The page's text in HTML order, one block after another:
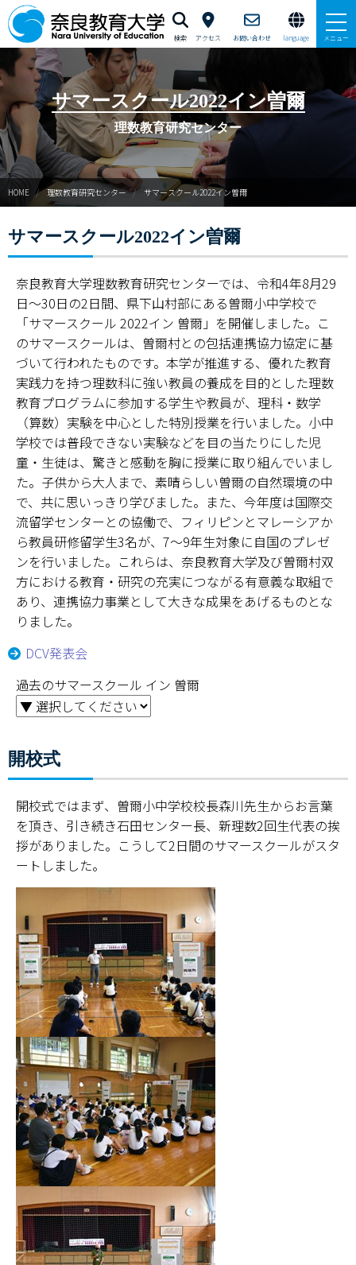
検索 アクセス お問い合わせ language メニュー
新理数ニュース
新理数プログラム（SST養成）
サマースクールイン曽爾
ウィンタースクールイン曽爾
GUTS（学力向上合宿）支援
サイエンス・スクールin五條
ならサイエンス・モール
ご寄附のお願い
奈良新聞コラム
科学の日
オープン・サイエンス・ラボ
理数教育プロジェクト
大学院理数プロジェクト
理数プロジェクト報告書
サマースクール2022イン曽爾
理数教育研究センター
HOME 理数教育研究センター サマースクール2022イン曽爾
サマースクール2022イン曽爾
奈良教育大学理数教育研究センターでは、令和4年8月29
日～30日の2日間、県下山村部にある曽爾小中学校で
「サマースクール 2022イン 曽爾」を開催しました。こ
のサマースクールは、曽爾村との包括連携協力協定に基
づいて行われたものです。本学が推進する、優れた教育
実践力を持つ理数科に強い教員の養成を目的とした理数
教育プログラムに参加する学生や教員が、理科・数学
（算数）実験を中心とした特別授業を行いました。小中
学校では普段できない実験などを目の当たりにした児
童・生徒は、驚きと感動を胸に授業に取り組んでいまし
た。子供から大人まで、素晴らしい曽爾の自然環境の中
で、共に思いっきり学びました。また、今年度は国際交
流留学センターとの協働で、フィリピンとマレーシアか
ら教員研修留学生3名が、7～9年生対象に自国のプレゼ
ンを行いました。これらは、奈良教育大学及び曽爾村双
方における教育・研究の充実につながる有意義な取組で
あり、連携協力事業として大きな成果をあげるものとな
りました。
DCV発表会
過去のサマースクール イン 曽爾
開校式
開校式ではまず、曽爾小中学校校長森川先生からお言葉
を頂き、引き続き石田センター長、新理数2回生代表の挨
拶がありました。こうして2日間のサマースクールがスタ
ートしました。